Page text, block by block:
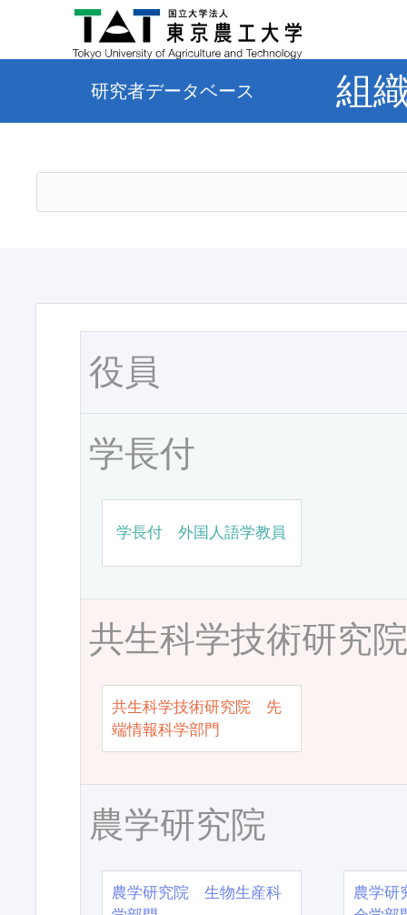
研究者データベース 組
役員
学長付
学長付 外国人語学教員
共生科学技術研究
共生科学技術研究院 先
端情報科学部門
農学研究院
農学研究院 生物生産科
農学